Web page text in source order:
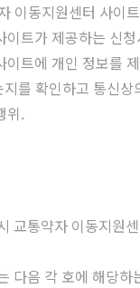
이동지원센터 사이
트가 제공하는 신
트에 개인 정보를
를 확인하고 통신
위.
교통약자 이동지원
다음 각 호에 해당